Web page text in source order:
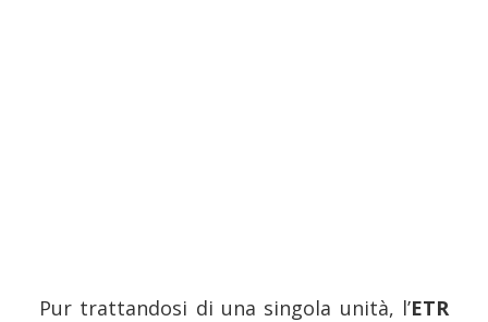
Pur trattandosi di una singola unità, l’ETR